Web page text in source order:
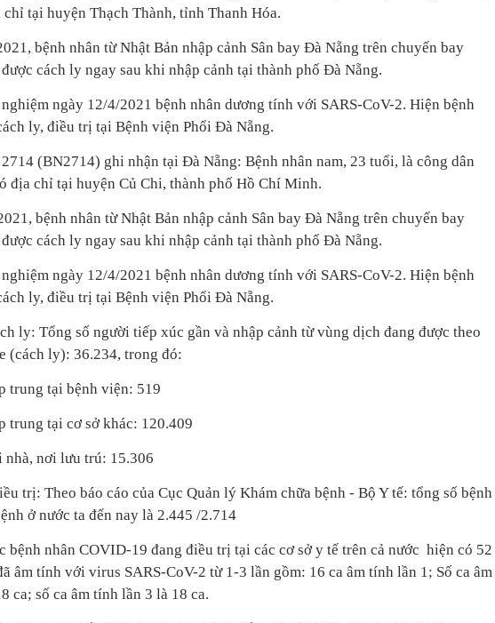
chỉ tại huyện Thạch Thành, tỉnh Thanh Hóa.
bệnh nhân từ Nhật Bản nhập cảnh Sân bay Đà Nẵng trên chuyến bay
cách ly ngay sau khi nhập cảnh tại thành phố Đà Nẵng.
ngày 12/4/2021 bệnh nhân dương tính với SARS-CoV-2. Hiện bệnh
ly, điều trị tại Bệnh viện Phổi Đà Nẵng.
(BN2714) ghi nhận tại Đà Nẵng: Bệnh nhân nam, 23 tuổi, là công dân
địa chỉ tại huyện Củ Chi, thành phố Hồ Chí Minh.
bệnh nhân từ Nhật Bản nhập cảnh Sân bay Đà Nẵng trên chuyến bay
cách ly ngay sau khi nhập cảnh tại thành phố Đà Nẵng.
ngày 12/4/2021 bệnh nhân dương tính với SARS-CoV-2. Hiện bệnh
ly, điều trị tại Bệnh viện Phổi Đà Nẵng.
ly: Tổng số người tiếp xúc gần và nhập cảnh từ vùng dịch đang được theo
(cách ly): 36.234, trong đó:
trung tại bệnh viện: 519
trung tại cơ sở khác: 120.409
nhà, nơi lưu trú: 15.306
trị: Theo báo cáo của Cục Quản lý Khám chữa bệnh - Bộ Y tế: tổng số bệnh
ở nước ta đến nay là 2.445 /2.714
bệnh nhân COVID-19 đang điều trị tại các cơ sở y tế trên cả nước hiện có 52
âm tính với virus SARS-CoV-2 từ 1-3 lần gồm: 16 ca âm tính lần 1; Số ca âm
ca; số ca âm tính lần 3 là 18 ca.